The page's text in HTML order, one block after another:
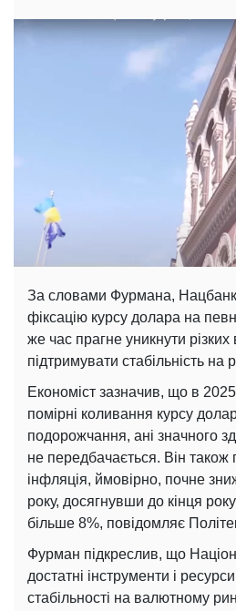
За словами Фурмана, Нацбанк
фіксацію курсу долара на
же час прагне уникнути
підтримувати стабільність на
Економіст зазначив, що в
помірні коливання курсу
подорожчання, ані значного
не передбачається. Він
інфляція, ймовірно, почне
року, досягнувши до кінця
більше 8%, повідомляє
Фурман підкреслив, що
достатні інструменти і
стабільності на валютному